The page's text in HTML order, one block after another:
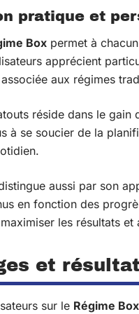
pratique et
Box permet à
apprécient
aux régimes
réside dans le
à se soucier de la
aussi par son
en fonction des
les résultats
et
sur le Régime Box